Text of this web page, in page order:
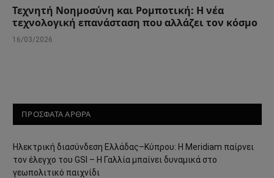
Τεχνητή Νοημοσύνη και Ρομποτική: Η νέα
τεχνολογική επανάσταση που αλλάζει τον κόσμο
16/03/2026
ΠΡΟΣΦΑΤΑ ΑΡΘΡΑ
Ηλεκτρική διασύνδεση Ελλάδας–Κύπρου: Η Meridiam παίρνει
τον έλεγχο του GSI – Η Γαλλία μπαίνει δυναμικά στο
γεωπολιτικό παιχνίδι